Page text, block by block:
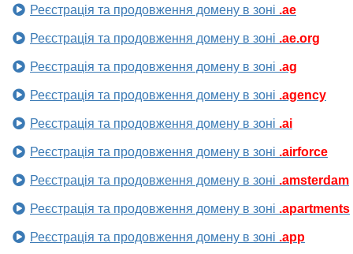
Реєстрація та продовження домену в зоні .ae
Реєстрація та продовження домену в зоні .ae.org
Реєстрація та продовження домену в зоні .ag
Реєстрація та продовження домену в зоні .agency
Реєстрація та продовження домену в зоні .ai
Реєстрація та продовження домену в зоні .airforce
Реєстрація та продовження домену в зоні .amsterdam
Реєстрація та продовження домену в зоні .apartments
Реєстрація та продовження домену в зоні .app